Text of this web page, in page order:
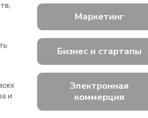
и
Маркетинг
Бизнес и стартапы
Электронная
коммерция